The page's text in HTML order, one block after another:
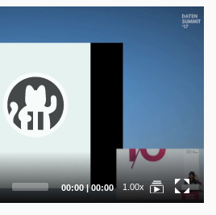
Current
00:00|Total
00:00 1.00x